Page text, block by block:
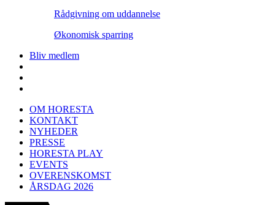
Rådgivning om uddannelse
Økonomisk sparring
Bliv medlem
OM HORESTA
KONTAKT
NYHEDER
PRESSE
HORESTA PLAY
EVENTS
OVERENSKOMST
ÅRSDAG 2026